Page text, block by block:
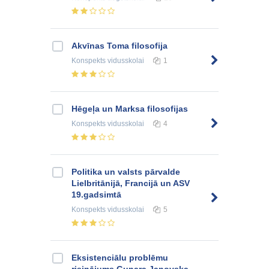
Akvīnas Toma filosofija
Konspekts vidusskolai 1
Hēgeļa un Marksa filosofijas
Konspekts vidusskolai 4
Politika un valsts pārvalde
Lielbritānijā, Francijā un ASV
19.gadsimtā
Konspekts vidusskolai 5
Eksistenciālu problēmu